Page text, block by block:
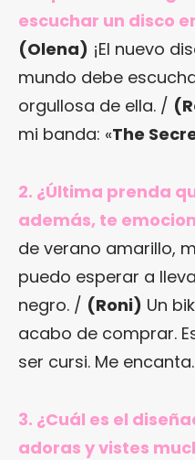
escuchar un disco
(Olena) ¡El nuevo
mundo debe
orgullosa de ella. /
mi banda: «The
2. ¿Última prenda
además, te
de verano amarillo,
puedo esperar a
negro. / (Roni) Un
acabo de comprar.
ser cursi. Me encanta.
3. ¿Cuál es el
adoras y vistes